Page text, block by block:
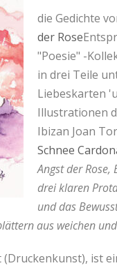
die Gedichte
der Rose
"Poesie" -
in drei Teile
Liebeskarten
Illustrationen
Ibizan Joan
Schnee
Angst der
drei klaren
und das
aus weichen
(Druckenkunst), ist